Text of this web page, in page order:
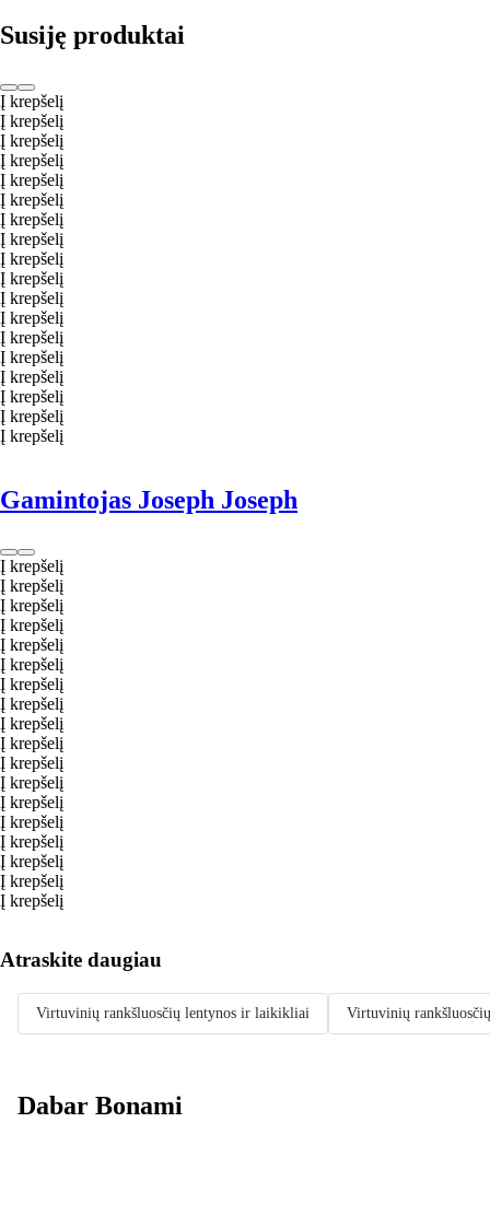
Susiję produktai
Į krepšelį
Į krepšelį
Į krepšelį
Į krepšelį
Į krepšelį
Į krepšelį
Į krepšelį
Į krepšelį
Į krepšelį
Į krepšelį
Į krepšelį
Į krepšelį
Į krepšelį
Į krepšelį
Į krepšelį
Į krepšelį
Į krepšelį
Į krepšelį
Gamintojas Joseph Joseph
Į krepšelį
Į krepšelį
Į krepšelį
Į krepšelį
Į krepšelį
Į krepšelį
Į krepšelį
Į krepšelį
Į krepšelį
Į krepšelį
Į krepšelį
Į krepšelį
Į krepšelį
Į krepšelį
Į krepšelį
Į krepšelį
Į krepšelį
Į krepšelį
Atraskite daugiau
Virtuvinių rankšluosčių lentynos ir laikikliai Virtuvinių
Dabar Bonami